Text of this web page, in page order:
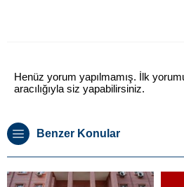
Henüz yorum yapılmamış. İlk
aracılığıyla siz yapabilirsiniz.
Benzer Konular